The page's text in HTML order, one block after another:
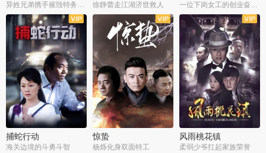
异姓兄弟携手摧毁特务阴谋 徐静蕾走江湖济世救人
一位下岗女工的创业奋斗史
全22集
捕蛇行动
海关边境的斗勇斗智
全39集
惊蛰
杨烁化身双面特工
全36集
风雨桃花镇
柔弱少爷扛起家族荣誉